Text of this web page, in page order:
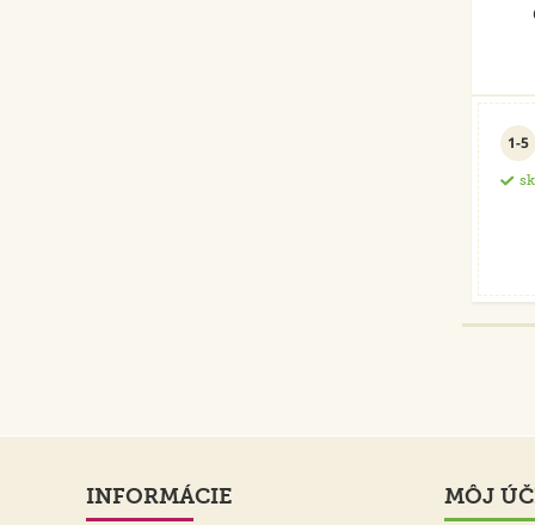
1-5
INFORMÁCIE MÔJ